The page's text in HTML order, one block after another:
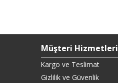
Müşteri Hizmetleri
Kargo ve Teslimat
Gizlilik ve Güvenlik